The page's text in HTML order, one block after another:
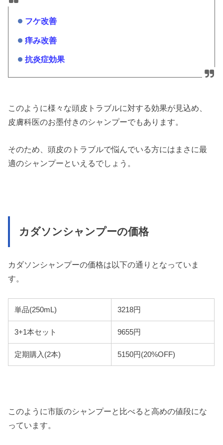
フケ改善
痒み改善
抗炎症効果
このように様々な頭皮トラブルに対する効果が見込め、
皮膚科医のお墨付きのシャンプーでもあります。
そのため、頭皮のトラブルで悩んでいる方にはまさに最
適のシャンプーといえるでしょう。
カダソンシャンプーの価格
カダソンシャンプーの価格は以下の通りとなっていま
す。
単品(250mL) 3218円
3+1本セット 9655円
定期購入(2本) 5150円(20%OFF)
このように市販のシャンプーと比べると高めの値段にな
っています。